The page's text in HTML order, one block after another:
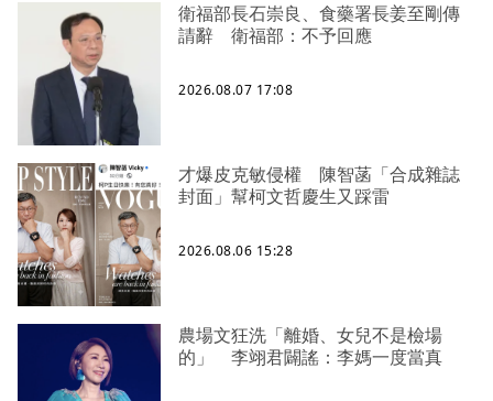
衛福部長石崇良、食藥署長姜至剛傳
請辭 衛福部：不予回應
2026.08.07 17:08
才爆皮克敏侵權 陳智菡「合成雜誌
封面」幫柯文哲慶生又踩雷
2026.08.06 15:28
農場文狂洗「離婚、女兒不是檢場
的」 李翊君闢謠：李媽一度當真